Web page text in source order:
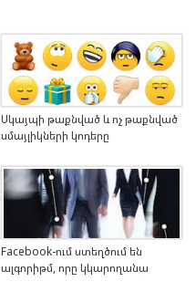
Սկայպի թաքնված և ոչ թաքնված
սմայլիկների կոդերը
Facebook-ում ստեղծում են
ալգորիթմ, որը կկարողանա